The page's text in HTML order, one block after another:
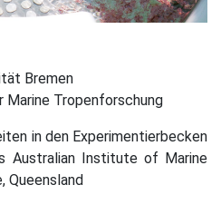
Bremen
Marine Tropenforschung
in den Experimentierbecken
Australian Institute of Marine
Queensland